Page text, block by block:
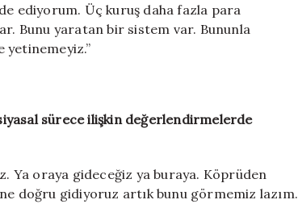
ediyorum. Üç kuruş daha fazla para
Bunu yaratan bir sistem var. Bununla
yetinemeyiz.”
sürece ilişkin değerlendirmelerde
Ya oraya gideceğiz ya buraya. Köprüden
doğru gidiyoruz artık bunu görmemiz lazım.